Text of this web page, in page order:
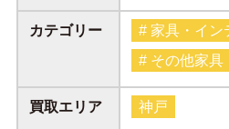
カテゴリー
# 家具・イン
# その他家具
買取エリア 神戸